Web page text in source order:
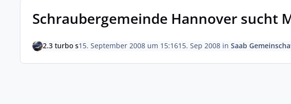
Schraubergemeinde Hannover sucht
2.3 turbo s15. September 2008 um 15:1615. Sep 2008in Saab